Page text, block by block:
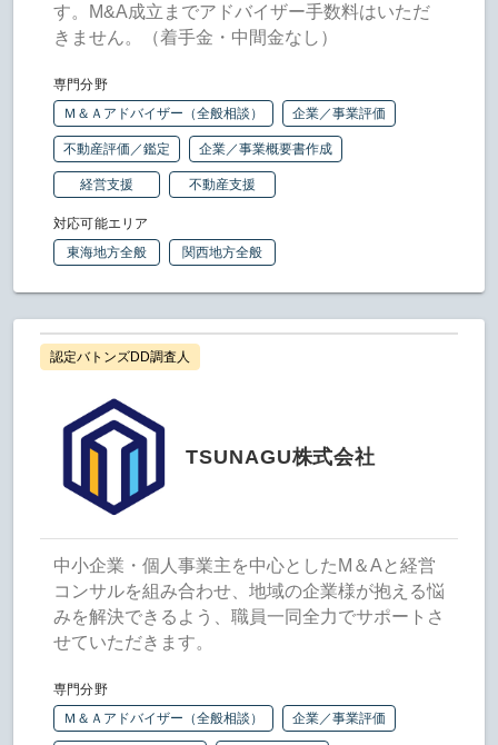
す。M&A成立までアドバイザー手数料はいただ
きません。（着手金・中間金なし）
専門分野
Ｍ＆Ａアドバイザー（全般相談）
企業／事業評価
不動産評価／鑑定 企業／事業概要書作成
経営支援 不動産支援
対応可能エリア
東海地方全般
関西地方全般
認定バトンズDD調査人
TSUNAGU株式会社
中小企業・個人事業主を中心としたM＆Aと経営
コンサルを組み合わせ、地域の企業様が抱える悩
みを解決できるよう、職員一同全力でサポートさ
せていただきます。
専門分野
Ｍ＆Ａアドバイザー（全般相談）
企業／事業評価